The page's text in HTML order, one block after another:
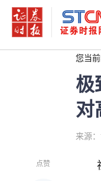
您当前
极
对
来源
点赞